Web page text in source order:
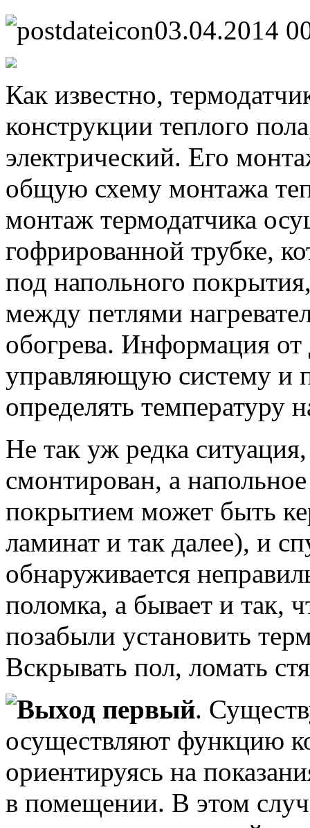
03.04.2014
Как известно,
конструкции теплого
электрический. Его
общую схему монтажа
монтаж термодатчика
гофрированной трубке,
под напольного
между петлями
обогрева. Информация от
управляющую систему и
определять температуру
Не так уж редка
смонтирован, а
покрытием может быть
ламинат и так далее), и
обнаруживается
поломка, а бывает и так,
позабыли установить
Вскрывать пол, ломать
Выход первый.
осуществляют функцию
ориентируясь на
в помещении. В этом